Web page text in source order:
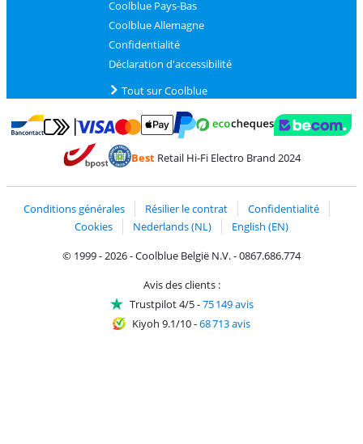
Coolblue Pays-Bas
Coolblue Allemagne
Confidentialité
Déclaration d'accessibilité
Tout sur Coolblue
Payer avec Bancontact
Payer avec MasterCard et Visa via ClickToPay
BestRetail Hi-Fi Electro Brand 2024
Conditions générales Résilier le contrat
Confidentialité
Cookies
Nederlands (NL)
English (EN)
© 1999 - 2026 - Coolblue België N.V. - 0867.686.774
Avis des clients :
Trustpilot 4/5-75 149 avis
Kiyoh 9.1/10-68 713 avis